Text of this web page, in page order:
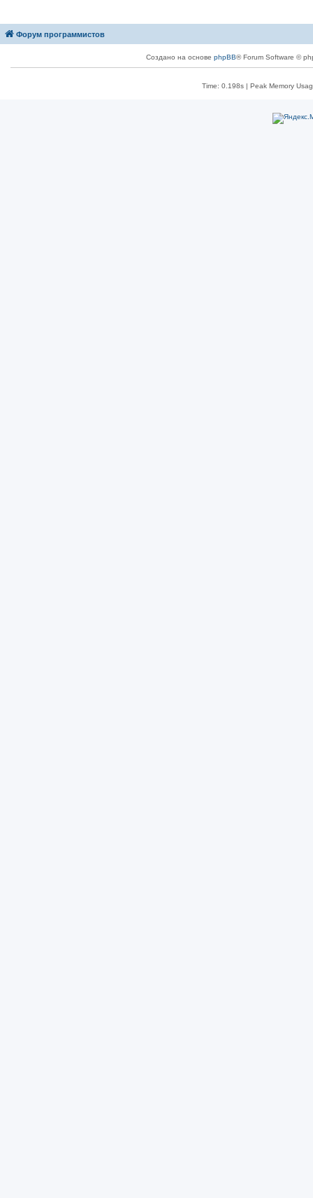
Форум программистов
Создано на основе phpBB® Forum Software ©
Time: 0.198s| Peak Memory